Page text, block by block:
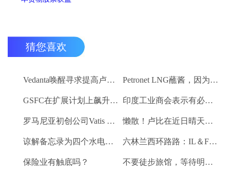
猜您喜欢
Vedanta唤醒寻求提高卢比。25-30亿卢比 Petronet LNG蘸酱，因为RBI禁令新鲜FII购买
GSFC在扩展计划上飙升2％ 印度工业商会表示有必要进一步推动家庭消费和私人投资
罗马尼亚初创公司Vatis Tech为其人工智能在线语音识别平台筹集了20万欧元 懒散！卢比在近日晴天结束
谅解备忘录为四个水电项目的发展，总容量为293兆瓦 六林兰西环路路：IL＆FS运输汇编2％
保险业有触底吗？ 不要徒步旅馆，等待明确的工资和价格通胀迹象，IMF告诉喂养